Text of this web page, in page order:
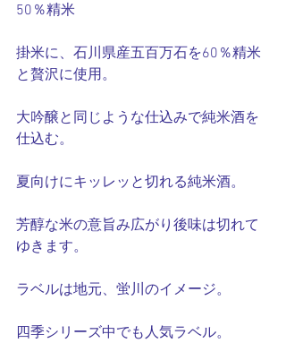
50％精米
掛米に、石川県産五百万石を60％精米
と贅沢に使用。
大吟醸と同じような仕込みで純米酒を
仕込む。
夏向けにキッレッと切れる純米酒。
芳醇な米の意旨み広がり後味は切れて
ゆきます。
ラベルは地元、蛍川のイメージ。
四季シリーズ中でも人気ラベル。